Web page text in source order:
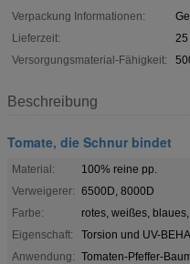
Verpackung Informationen:
Lieferzeit:
25
Versorgungsmaterial-Fähigkeit:
Beschreibung
Tomate, die Schnur bindet
Material:
100% reine pp.
Verweigerer: 6500D, 8000D
Farbe:
rotes, weißes,
Eigenschaft:
Torsion und UV-
Anwendung: Tomaten-Pfeffer-